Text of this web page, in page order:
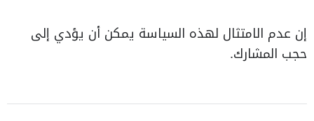
إن عدم الامتثال لهذه السياسة يمكن أن يؤدي إلى
حجب المشارك.